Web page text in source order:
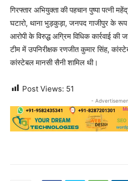
गिरफ्तार अभियुक्ता की पहचान पुष्पा पत्नी
घटारो, थाना भुड़कुड़ा, जनपद गाजीपुर के
आरोपी के विरुद्ध अग्रिम विधिक कार्रवाई की
टीम में उपनिरीक्षक रणजीत कुमार सिंह,
कांस्टेबल मानसी सैनी शामिल थी।
Post Views: 51
-